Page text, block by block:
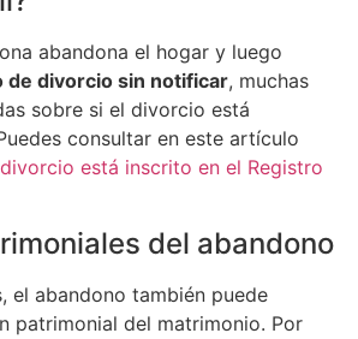
abandona el hogar y luego
de divorcio sin notificar, muchas
sobre si el divorcio está
consultar en este artículo
está inscrito en el Registro
del abandono
el abandono también puede
patrimonial del matrimonio. Por